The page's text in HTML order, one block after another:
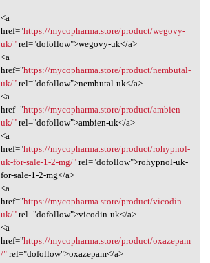
<a
href="https://mycopharma.store/product/wegovy-
uk/"rel="dofollow">wegovy-uk</a>
<a
href="https://mycopharma.store/product/nembutal-
uk/"rel="dofollow">nembutal-uk</a>
<a
href="https://mycopharma.store/product/ambien-
uk/"rel="dofollow">ambien-uk</a>
<a
href="https://mycopharma.store/product/rohypnol-
uk-for-sale-1-2-mg/"rel="dofollow">rohypnol-uk-
for-sale-1-2-mg</a>
<a
href="https://mycopharma.store/product/vicodin-
uk/"rel="dofollow">vicodin-uk</a>
<a
href="https://mycopharma.store/product/oxazepam
/"rel="dofollow">oxazepam</a>